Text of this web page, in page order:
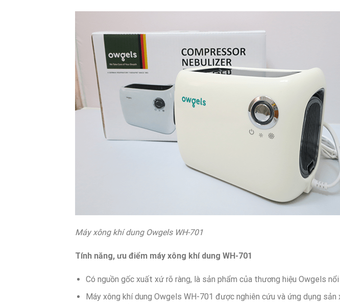
Máy xông khí dung Owgels WH-701
Tính năng, ưu điểm máy xông khí dung WH-701
Có nguồn gốc xuất xứ rõ ràng, là sản phẩm của thương hiệu Owgels
Máy xông khí dung Owgels WH-701 được nghiên cứu và ứng dụng